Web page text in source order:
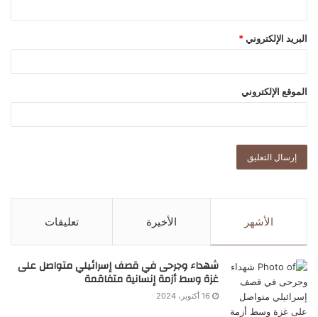
البريد الإلكتروني *
الموقع الإلكتروني
الأشهر الأخيرة تعليقات
شهداء وجرحى في قصف إسرائيلي متواصل على
غزة وسط أزمة إنسانية متفاقمة
16 أكتوبر، 2024